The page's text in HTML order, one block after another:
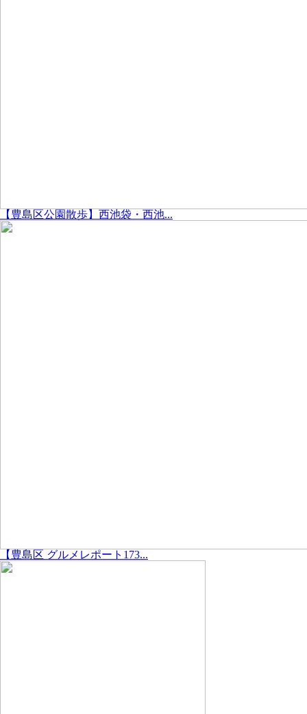
【豊島区公園散歩】西池袋・西池...
【豊島区 グルメレポート173...